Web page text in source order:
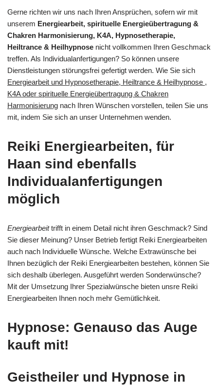
Gerne richten wir uns nach Ihren Ansprüchen, sofern wir mit
unserem Energiearbeit, spirituelle Energieübertragung &
Chakren Harmonisierung, K4A, Hypnosetherapie,
Heiltrance & Heilhypnose nicht vollkommen Ihren Geschmack
treffen. Als Individualanfertigungen? So können unsere
Dienstleistungen störungsfrei gefertigt werden. Wie Sie sich
Energiearbeit und Hypnosetherapie, Heiltrance & Heilhypnose ,
K4A oder spirituelle Energieübertragung & Chakren
Harmonisierung nach Ihren Wünschen vorstellen, teilen Sie uns
mit, indem Sie sich an unser Unternehmen wenden.
Reiki Energiearbeiten, für
Haan sind ebenfalls
Individualanfertigungen
möglich
Energiearbeittrifft in einem Detail nicht ihren Geschmack? Sind
Sie dieser Meinung? Unser Betrieb fertigt Reiki Energiearbeiten
auch nach Individuelle Wünsche. Welche Extrawünsche bei
Ihnen bezüglich der Reiki Energiearbeiten bestehen, können Sie
sich deshalb überlegen. Ausgeführt werden Sonderwünsche?
Mit der Umsetzung Ihrer Spezialwünsche bieten unsre Reiki
Energiearbeiten Ihnen noch mehr Gemütlichkeit.
Hypnose: Genauso das Auge
kauft mit!
Geistheiler und Hypnose in